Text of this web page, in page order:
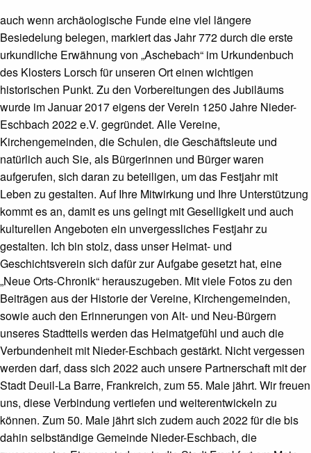
auch wenn archäologische Funde eine viel längere
Besiedelung belegen, markiert das Jahr 772 durch die erste
urkundliche Erwähnung von „Aschebach“ im Urkundenbuch
des Klosters Lorsch für unseren Ort einen wichtigen
historischen Punkt. Zu den Vorbereitungen des Jubiläums
wurde im Januar 2017 eigens der Verein 1250 Jahre Nieder-
Eschbach 2022 e.V. gegründet. Alle Vereine,
Kirchengemeinden, die Schulen, die Geschäftsleute und
natürlich auch Sie, als Bürgerinnen und Bürger waren
aufgerufen, sich daran zu beteiligen, um das Festjahr mit
Leben zu gestalten. Auf Ihre Mitwirkung und Ihre Unterstützung
kommt es an, damit es uns gelingt mit Geselligkeit und auch
kulturellen Angeboten ein unvergessliches Festjahr zu
gestalten. Ich bin stolz, dass unser Heimat- und
Geschichtsverein sich dafür zur Aufgabe gesetzt hat, eine
„Neue Orts-Chronik“ herauszugeben. Mit viele Fotos zu den
Beiträgen aus der Historie der Vereine, Kirchengemeinden,
sowie auch den Erinnerungen von Alt- und Neu-Bürgern
unseres Stadtteils werden das Heimatgefühl und auch die
Verbundenheit mit Nieder-Eschbach gestärkt. Nicht vergessen
werden darf, dass sich 2022 auch unsere Partnerschaft mit der
Stadt Deuil-La Barre, Frankreich, zum 55. Male jährt. Wir freuen
uns, diese Verbindung vertiefen und weiterentwickeln zu
können. Zum 50. Male jährt sich zudem auch 2022 für die bis
dahin selbständige Gemeinde Nieder-Eschbach, die